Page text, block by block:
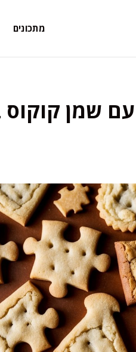
מתכונים
עם שמן